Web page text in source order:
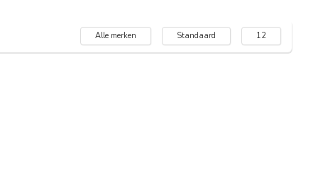
Alle merken Standaard 12